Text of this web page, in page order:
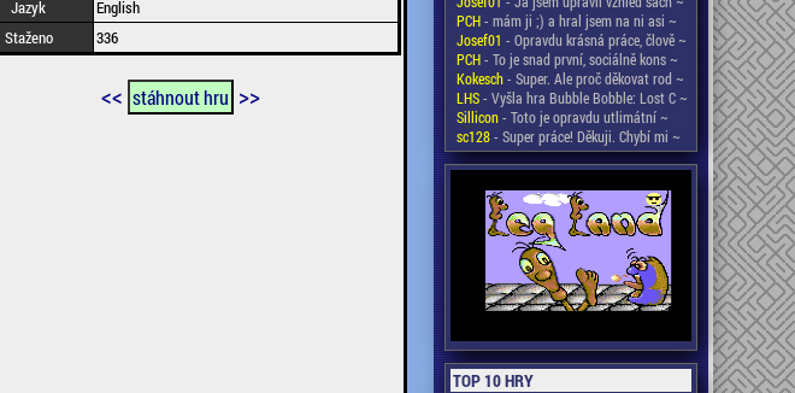
Jazyk
English
Staženo
336
<< stáhnout hru >>
PCH- mám ji ;) a hral jsem na ni asi ~
Josef01 - Opravdu krásná práce, člově ~
PCH- To je snad první, sociálně kons ~
Kokesch- Super. Ale proč děkovat rod ~
LHS- Vyšla hra Bubble Bobble: Lost C ~
Sillicon- Toto je opravdu utlimátní ~
sc128- Super práce! Děkuji. Chybí mi ~
TOP 10 HRY